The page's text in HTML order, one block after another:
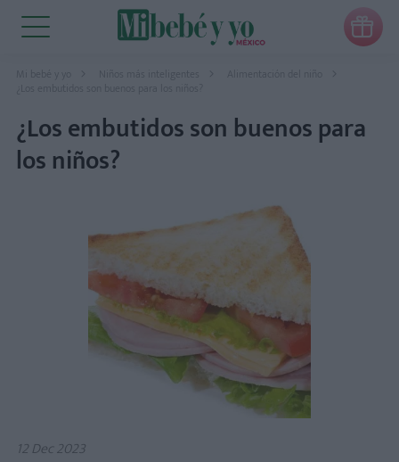

Mi bebé y yo Niños más inteligentes
Alimentación del niño
¿Los embutidos son buenos para los niños?
¿Los embutidos son buenos para
los niños?
12 Dec 2023